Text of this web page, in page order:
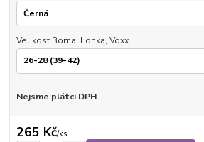
Velikost Boma, Lonka, Voxx
Nejsme plátci DPH
265 Kč/ks